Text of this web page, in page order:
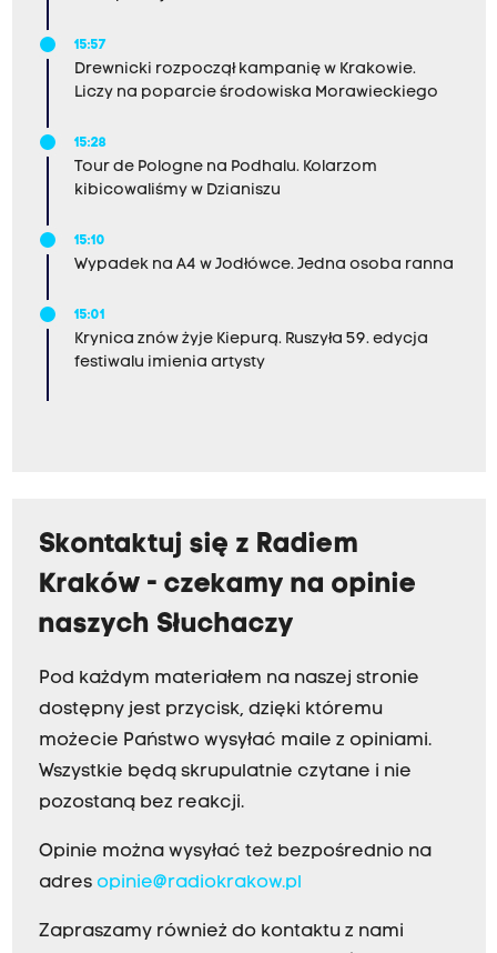
15:57
Drewnicki rozpoczął kampanię w Krakowie.
Liczy na poparcie środowiska Morawieckiego
15:28
Tour de Pologne na Podhalu. Kolarzom
kibicowaliśmy w Dzianiszu
15:10
Wypadek na A4 w Jodłówce. Jedna osoba ranna
15:01
Krynica znów żyje Kiepurą. Ruszyła 59. edycja
festiwalu imienia artysty
Skontaktuj się z Radiem
Kraków - czekamy na opinie
naszych Słuchaczy
Pod każdym materiałem na naszej stronie
dostępny jest przycisk, dzięki któremu
możecie Państwo wysyłać maile z opiniami.
Wszystkie będą skrupulatnie czytane i nie
pozostaną bez reakcji.
Opinie można wysyłać też bezpośrednio na
adres opinie@radiokrakow.pl
Zapraszamy również do kontaktu z nami